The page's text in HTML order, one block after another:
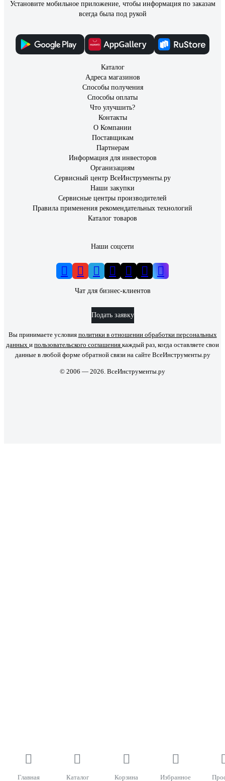
Главная Каталог Корзина Избранное
Установите мобильное приложение, чтобы информация по заказам
всегда была под рукой
Каталог
Адреса магазинов
Способы получения
Способы оплаты
Что улучшить?
Контакты
О Компании
Поставщикам
Партнерам
Информация для инвесторов
Организациям
Сервисный центр ВсеИнструменты.ру
Наши закупки
Сервисные центры производителей
Правила применения рекомендательных технологий
Каталог товаров
Наши соцсети
Чат для бизнес-клиентов
Подать заявку
Вы принимаете условия политики в отношении обработки персональных
данных и пользовательского соглашения каждый раз, когда оставляете свои
данные в любой форме обратной связи на сайте ВсеИнструменты.ру
© 2006 — 2026. ВсеИнструменты.ру